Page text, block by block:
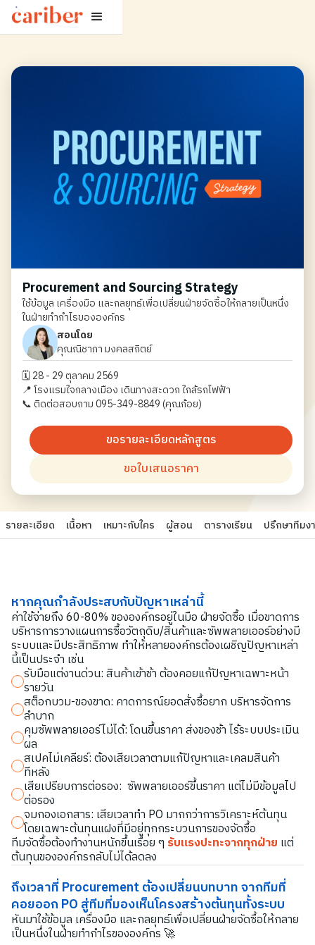
Procurement and Sourcing Strategy
ใช้ข้อมูล เครื่องมือ และกลยุทธ์เพื่อเปลี่ยนฝ่ายจัดซื้อให้กลายเป็นหนึ่ง
ในฝ่ายทำกำไรขององค์กร
สอนโดย
คุณณิชาภา มงคลสถิตย์
️️🗓️ 28 - 29 ตุลาคม 2569
📍 โรงแรมใจกลางเมือง เดินทางสะดวก ใกล้รถไฟฟ้า
📞 ติดต่อสอบถาม 095-349-8849 (คุณก้อย)
ขอรายละเอียดหลักสูตร
ขอใบเสนอราคา
รายละเอียด เนื้อหา เหมาะกับใคร ผู้สอน ตารางเรียน ปรึกษาทีมง
หากคุณกำลังประสบกับปัญหาเหล่านี้
ค่าใช้จ่ายถึง 60-80% ขององค์กรอยู่ในมือ ฝ่ายจัดซื้อ เมื่อขาดการ
บริหารการวางแผนการซื้อวัตถุดิบ/สินค้าและซัพพลายเออร์อย่างมี
ระบบและมีประสิทธิภาพ ทำให้หลายองค์กรต้องเผชิญปัญหาเหล่า
นี้เป็นประจำ เช่น
รับมือแต่งานด่วน: สินค้าเข้าช้า ต้องคอยแก้ปัญหาเฉพาะหน้า
รายวัน
สต็อกบวม-ของขาด: คาดการณ์ยอดสั่งซื้อยาก บริหารจัดการ
ลำบาก
คุมซัพพลายเออร์ไม่ได้: โดนขึ้นราคา ส่งของช้า ไร้ระบบประเมิน
ผล
สเปคไม่เคลียร์: ต้องเสียเวลาตามแก้ปัญหาและเคลมสินค้า
ทีหลัง
เสียเปรียบการต่อรอง: ซัพพลายเออร์ขึ้นราคา แต่ไม่มีข้อมูลไป
ต่อรอง
จมกองเอกสาร: เสียเวลาทำ PO มากกว่าการวิเคราะห์ต้นทุน
โดยเฉพาะต้นทุนแฝงที่มีอยู่ทุกกระบวนการของจัดซื้อ
ทีมจัดซื้อต้องทำงานหนักขึ้นเรื่อย ๆ รับแรงปะทะจากทุกฝ่าย แต่
ต้นทุนขององค์กรกลับไม่ได้ลดลง
ถึงเวลาที่ Procurement ต้องเปลี่ยนบทบาท จากทีมที่
คอยออก PO สู่ทีมที่มองเห็นโครงสร้างต้นทุนทั้งระบบ
หันมาใช้ข้อมูล เครื่องมือ และกลยุทธ์เพื่อเปลี่ยนฝ่ายจัดซื้อให้กลาย
เป็นหนึ่งในฝ่ายทำกำไรขององค์กร 🚀